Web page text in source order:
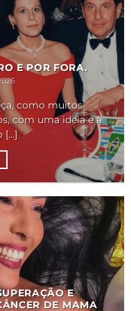
E POR FORA.
como muitos
com uma ideia e a
[...]
E
DE MAMA